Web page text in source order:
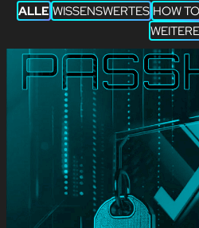
ALLE WISSENSWERTES HOW TO